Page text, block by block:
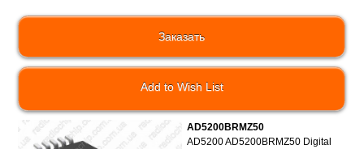
Add to Wish List
AD5200BRMZ50
AD5200 AD5200BRMZ50 Digital